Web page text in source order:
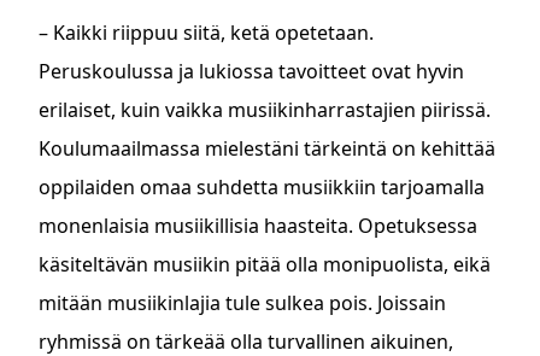
– Kaikki riippuu siitä, ketä opetetaan.
Peruskoulussa ja lukiossa tavoitteet ovat hyvin
erilaiset, kuin vaikka musiikinharrastajien piirissä.
Koulumaailmassa mielestäni tärkeintä on kehittää
oppilaiden omaa suhdetta musiikkiin tarjoamalla
monenlaisia musiikillisia haasteita. Opetuksessa
käsiteltävän musiikin pitää olla monipuolista, eikä
mitään musiikinlajia tule sulkea pois. Joissain
ryhmissä on tärkeää olla turvallinen aikuinen,